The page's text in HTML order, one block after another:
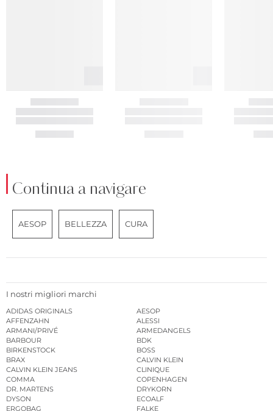
Continua a navigare
AESOP BELLEZZA CURA
I nostri migliori marchi
ADIDAS ORIGINALS
AESOP
AFFENZAHN
ALESSI
ARMANI/PRIVÉ
ARMEDANGELS
BARBOUR
BDK
BIRKENSTOCK
BOSS
BRAX
CALVIN KLEIN
CALVIN KLEIN JEANS
CLINIQUE
COMMA
COPENHAGEN
DR. MARTENS
DRYKORN
DYSON
ECOALF
ERGOBAG
FALKE